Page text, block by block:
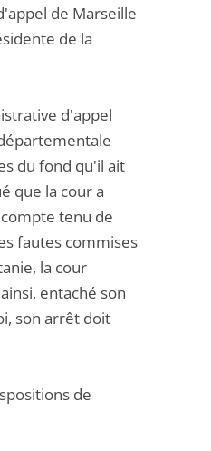
de Marseille
de la
d'appel
du fond qu'il ait
que la cour a
tenu de
fautes commises
la cour
entaché son
son arrêt doit
de